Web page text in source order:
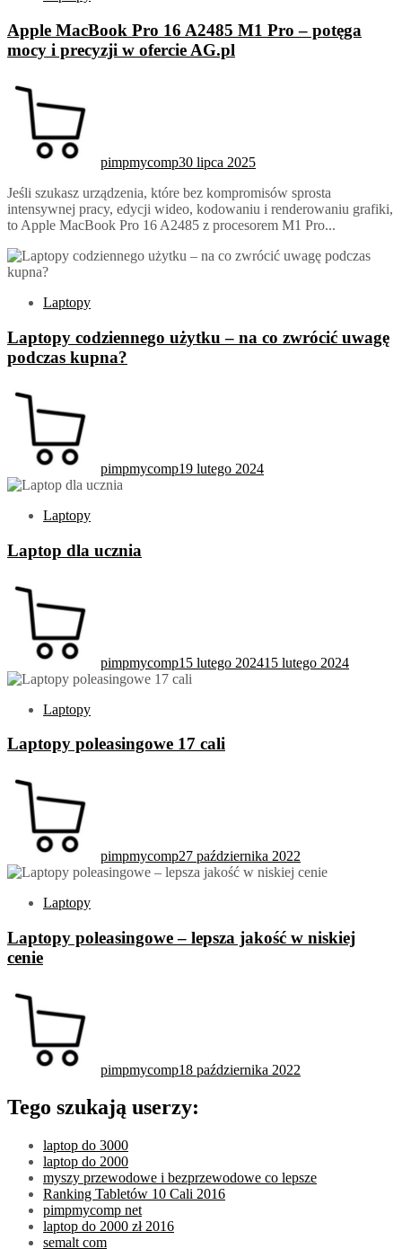
Apple MacBook Pro 16 A2485 M1 Pro – potęga
mocy i precyzji w ofercie AG.pl
pimpmycomp30 lipca 2025
Jeśli szukasz urządzenia, które bez kompromisów sprosta
intensywnej pracy, edycji wideo, kodowaniu i renderowaniu grafiki,
to Apple MacBook Pro 16 A2485 z procesorem M1 Pro...
Laptopy
Laptopy codziennego użytku – na co zwrócić uwagę
podczas kupna?
pimpmycomp19 lutego 2024
Laptopy
Laptop dla ucznia
pimpmycomp15 lutego 202415 lutego 2024
Laptopy
Laptopy poleasingowe 17 cali
pimpmycomp27 października 2022
Laptopy
Laptopy poleasingowe – lepsza jakość w niskiej
cenie
pimpmycomp18 października 2022
Tego szukają userzy:
laptop do 3000
laptop do 2000
myszy przewodowe i bezprzewodowe co lepsze
Ranking Tabletów 10 Cali 2016
pimpmycomp net
laptop do 2000 zł 2016
semalt com